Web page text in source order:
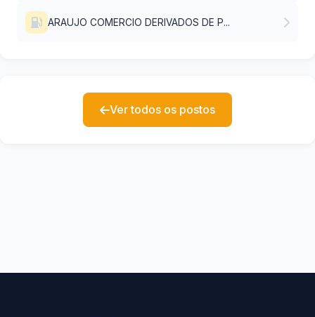
ARAUJO COMERCIO DERIVADOS DE P...
Ver todos os postos